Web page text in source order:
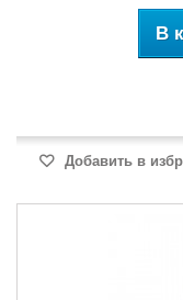
В
Добавить в